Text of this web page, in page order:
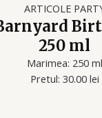
ARTICOLE
250 ml
Marimea: 250 ml
Pretul: 30.00 lei